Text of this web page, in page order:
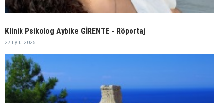
Klinik Psikolog Aybike GİRENTE - Röportaj
27 Eylül 2025